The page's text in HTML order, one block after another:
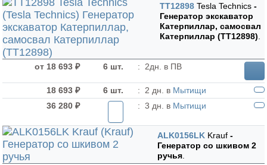
TT12898 Tesla Technics -
Генератор экскаватор
Катерпиллар, самосвал
Катерпиллар (TT12898)
от 18 693 ₽ 6 шт. : 2дн. в ПВ
18 693 ₽ 6 шт. : 2 дн. в Мытищи
36 280 ₽
: 3 дн. в Мытищи
ALK0156LK Krauf-
Генератор cо шкивом 2
ручья